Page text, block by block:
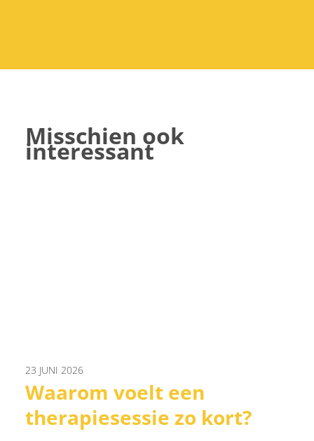
Misschien ook
interessant
23 JUNI 2026
Waarom voelt een
therapiesessie zo kort?